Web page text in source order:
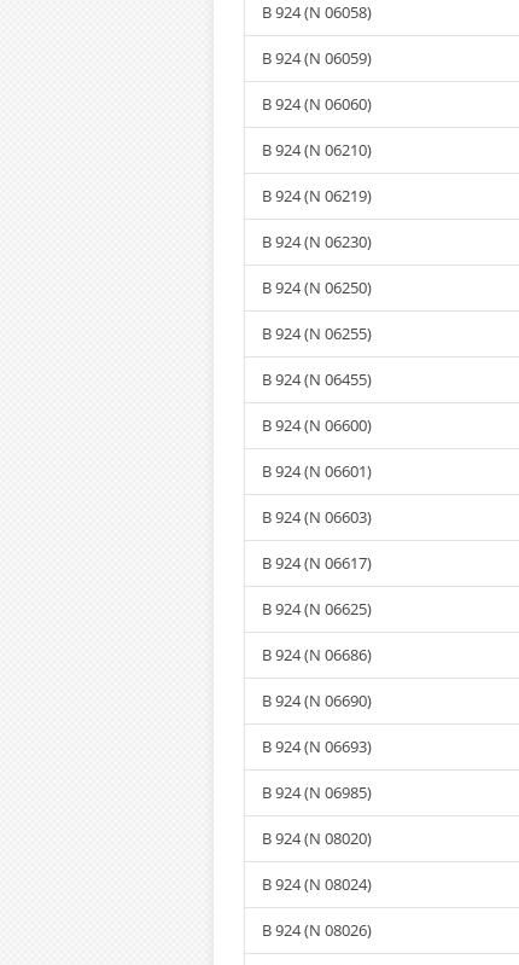
B 924 (N 06058)
B 924 (N 06059)
B 924 (N 06060)
B 924 (N 06210)
B 924 (N 06219)
B 924 (N 06230)
B 924 (N 06250)
B 924 (N 06255)
B 924 (N 06455)
B 924 (N 06600)
B 924 (N 06601)
B 924 (N 06603)
B 924 (N 06617)
B 924 (N 06625)
B 924 (N 06686)
B 924 (N 06690)
B 924 (N 06693)
B 924 (N 06985)
B 924 (N 08020)
B 924 (N 08024)
B 924 (N 08026)